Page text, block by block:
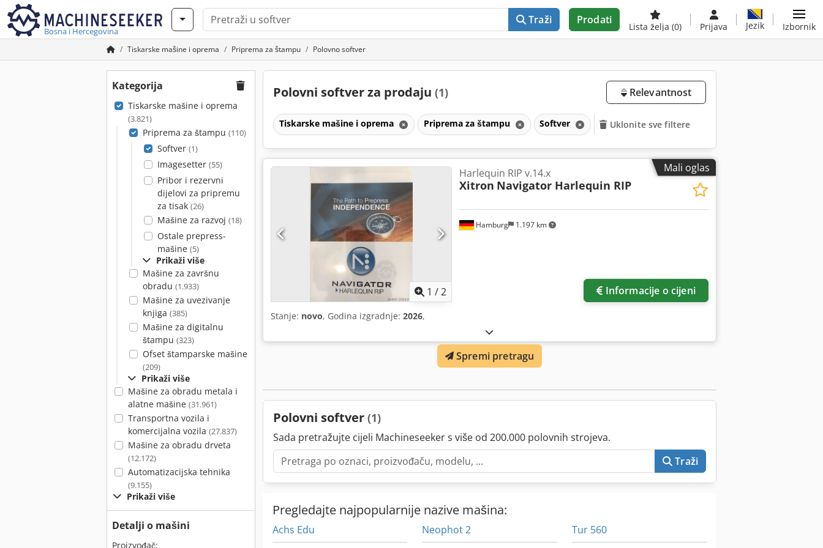
Bosna i Hercegovina
Traži Prodati
Lista želja (0) Prijava Jezik Izbornik
Tiskarske mašine i oprema Priprema za štampu Polovno softver
Kategorija
Tiskarske mašine i oprema
(3.821)
Priprema za štampu (110)
Softver (1)
Imagesetter (55)
Pribor i rezervni
dijelovi za pripremu
za tisak (26)
Mašine za razvoj (18)
Ostale prepress-
mašine (5)
Prikaži više
Mašine za završnu
obradu (1.933)
Mašine za uvezivanje
knjiga (385)
Mašine za digitalnu
štampu (323)
Ofset štamparske mašine
(209)
Prikaži više
Mašine za obradu metala i
alatne mašine (31.961)
Transportna vozila i
komercijalna vozila (27.837)
Mašine za obradu drveta
(12.172)
Automatizacijska tehnika
(9.155)
Prikaži više
Detalji o mašini
Proizvođač:
Polovni softver za prodaju (1) Relevantnost
Tiskarske mašine i oprema Priprema za štampu Softver Uklonite sve filtere
Mali oglas
1 /2
Hamburg 1.197 km
Harlequin RIP v.14.x
Xitron Navigator Harlequin RIP
Informacije o cijeni
Stanje: novo, Godina izgradnje: 2026,
Spremi pretragu
Polovni softver (1)
Sada pretražujte cijeli Machineseeker s više od 200.000 polovnih strojeva.
Traži
Pregledajte najpopularnije nazive mašina:
Achs Edu
Neophot 2
Tur 560